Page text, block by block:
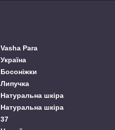
Vasha Para
Україна
Босоніжки
Липучка
Натуральна шкіра
Натуральна шкіра
37